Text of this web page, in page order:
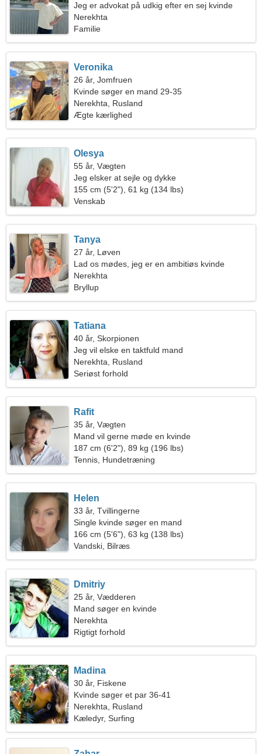
Jeg er advokat på udkig efter en sej kvinde
Nerekhta
Familie
Veronika
26 år, Jomfruen
Kvinde søger en mand 29-35
Nerekhta, Rusland
Ægte kærlighed
Olesya
55 år, Vægten
Jeg elsker at sejle og dykke
155 cm (5'2"), 61 kg (134 lbs)
Venskab
Tanya
27 år, Løven
Lad os mødes, jeg er en ambitiøs kvinde
Nerekhta
Bryllup
Tatiana
40 år, Skorpionen
Jeg vil elske en taktfuld mand
Nerekhta, Rusland
Seriøst forhold
Rafit
35 år, Vægten
Mand vil gerne møde en kvinde
187 cm (6'2"), 89 kg (196 lbs)
Tennis, Hundetræning
Helen
33 år, Tvillingerne
Single kvinde søger en mand
166 cm (5'6"), 63 kg (138 lbs)
Vandski, Bilræs
Dmitriy
25 år, Vædderen
Mand søger en kvinde
Nerekhta
Rigtigt forhold
Madina
30 år, Fiskene
Kvinde søger et par 36-41
Nerekhta, Rusland
Kæledyr, Surfing